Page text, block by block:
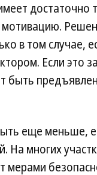
достаточно
в том случае,
Если это
быть
еще меньше,
На многих
мерами